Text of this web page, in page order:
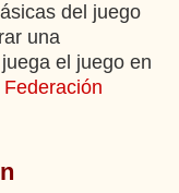
del juego
una
el juego en
Federación